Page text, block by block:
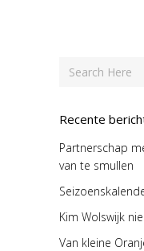
Recente
Partnerschap
van te smullen
Kim Wolswijk
Van kleine